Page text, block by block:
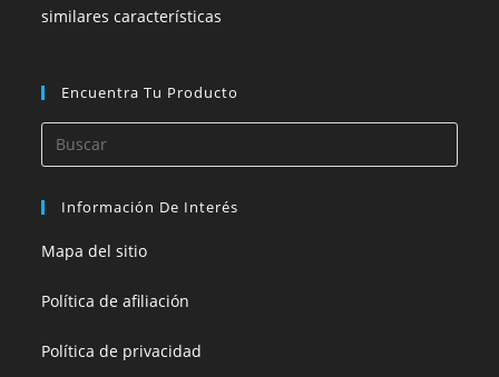
similares características
Encuentra Tu Producto
Información De Interés
Mapa del sitio
Política de afiliación
Política de privacidad